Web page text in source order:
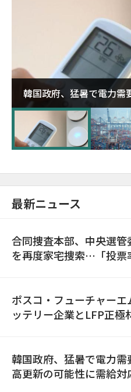
韓国政府、猛暑で電力需
に需給対応体制を点検
最新ニュース
合同捜査本部、中央選管
を再度家宅捜索…「投票
ポスコ・フューチャーエ
ッテリー企業とLFP正極
韓国政府、猛暑で電力需
高更新の可能性に需給対